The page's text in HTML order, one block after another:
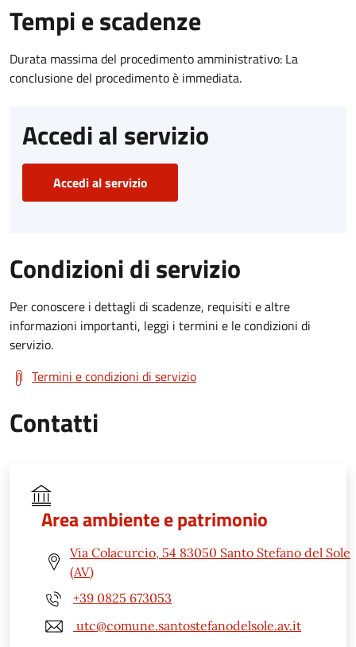
Tempi e scadenze
Durata massima del procedimento amministrativo: La
conclusione del procedimento è immediata.
Accedi al servizio
Accedi al servizio
Condizioni di servizio
Per conoscere i dettagli di scadenze, requisiti e altre
informazioni importanti, leggi i termini e le condizioni di
servizio.
Termini e condizioni di servizio
Contatti
Area ambiente e patrimonio
Via Colacurcio, 54 83050 Santo Stefano del Sole
(AV)
+39 0825 673053
utc@comune.santostefanodelsole.av.it